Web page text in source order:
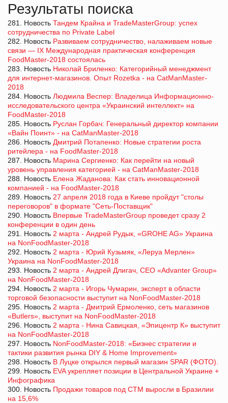
Результаты поиска
281. Новость Тандем Крайна и TradeMasterGroup: успех
сотрудничества по Private Label
282. Новость Развиваем сотрудничество, налаживаем новые
связи — IX Международная практическая конференция
FoodMaster-2018 состоялась
283. Новость Николай Бриленко: Категорийный менеджмент
для интернет-магазинов. Опыт Rozetka - на CatManMaster-
2018
284. Новость Людмила Веспер: Владелица Информационно-
исследовательского центра «Украинский интеллект» на
FoodMaster-2018
285. Новость Руслан Горбач: Генеральный директор компании
«Вайн Поинт» - на CatManMaster-2018
286. Новость Дмитрий Потапенко: Новые стратегии роста
ритейлера - на FoodMaster-2018
287. Новость Марина Сергиенко: Как перейти на новый
уровень управления категорией - на CatManMaster-2018
288. Новость Елена Жаданова: Как стать инновационной
компанией - на FoodMaster-2018
289. Новость 27 апреля 2018 года в Киеве пройдут "столы
переговоров" в формате "Сеть-Поставщик"
290. Новость Впервые TradeMasterGroup проведет сразу 2
конференции в один день
291. Новость 2 марта - Андрей Рудык, «GROHE AG» Украина
на NonFoodMaster-2018
292. Новость 2 марта - Юрий Кузьмяк, «Леруа Мерлен»
Украина на NonFoodMaster-2018
293. Новость 2 марта - Андрей Длигач, CEO «Advanter Group»
на NonFoodMaster-2018
294. Новость 2 марта - Игорь Чумарин, эксперт в области
торговой безопасности выступит на NonFoodMaster-2018
295. Новость 2 марта - Дмитрий Ермоленко, сеть магазинов
«Butlers», выступит на NonFoodMaster-2018
296. Новость 2 марта - Нина Савицкая, «Эпицентр К» выступит
на NonFoodMaster-2018
297. Новость NonFoodMaster-2018: «Бизнес стратегии и
тактики развития рынка DIY & Home Improvement»
298. Новость В Луцке открылся первый магазин SPAR (ФОТО).
299. Новость EVA укрепляет позиции в Центральной Украине +
Инфографика
300. Новость Продажи товаров под СТМ выросли в Бразилии
на 15,6%